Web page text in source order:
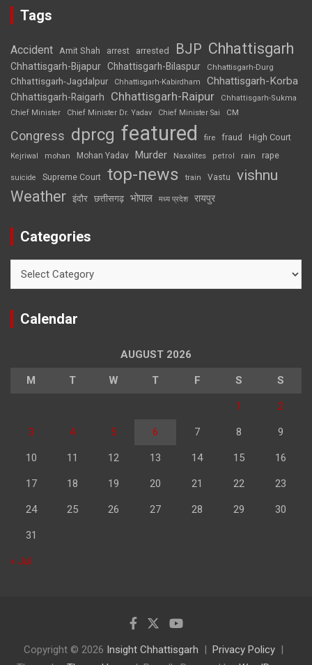
Tags
Accident Amit Shah arrest arrested BJP Chhattisgarh
Chhattisgarh-Bijapur Chhattisgarh-Bilaspur Chhattisgarh-Durg
Chhattisgarh-Jagdalpur Chhattisgarh-Kabirdham Chhattisgarh-Korba
Chhattisgarh-Raigarh Chhattisgarh-Raipur
Chhattisgarh-Sukma
Chief Minister
Chief Minister Dr. Yadav Chief Minister Sai CM
Congress dprcg featured fire fraud High Court
Kejriwal mohan Mohan Yadav Murder Naxalites petrol rain rape
suicide Supreme Court top-news train Vastu vishnu
Weather इंदौर छत्तीसगढ़ भोपाल मध्य प्रदेश रायपुर
Categories
Calendar
AUGUST 2026
M T W T F S S
1 2
3 4 5 6 7 8 9
10 11 12 13 14 15 16
17 18 19 20 21 22 23
24 25 26 27 28 29 30
31
« Jul
Copyright © 2026 Insight Chhattisgarh
Privacy Policy